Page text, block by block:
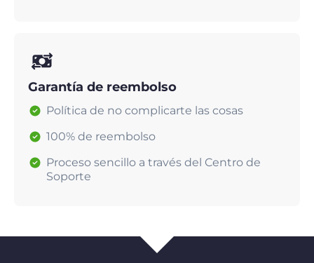
Garantía de reembolso
Política de no complicarte las cosas
100% de reembolso
Proceso sencillo a través del Centro de
Soporte